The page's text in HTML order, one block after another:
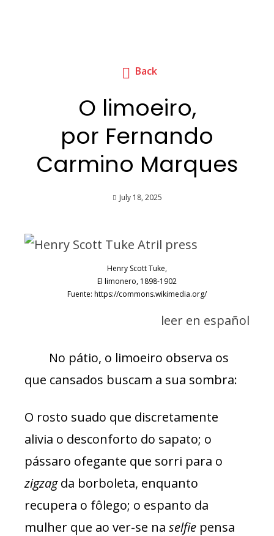
Back
O limoeiro,
por Fernando
Carmino Marques
July 18, 2025
Henry Scott Tuke,
El limonero, 1898-1902
Fuente: https://commons.wikimedia.org/
leer en español
No pátio, o limoeiro observa os
que cansados buscam a sua sombra:
O rosto suado que discretamente
alivia o desconforto do sapato; o
pássaro ofegante que sorri para o
zigzagda borboleta, enquanto
recupera o fôlego; o espanto da
mulher que ao ver-se na selfie pensa